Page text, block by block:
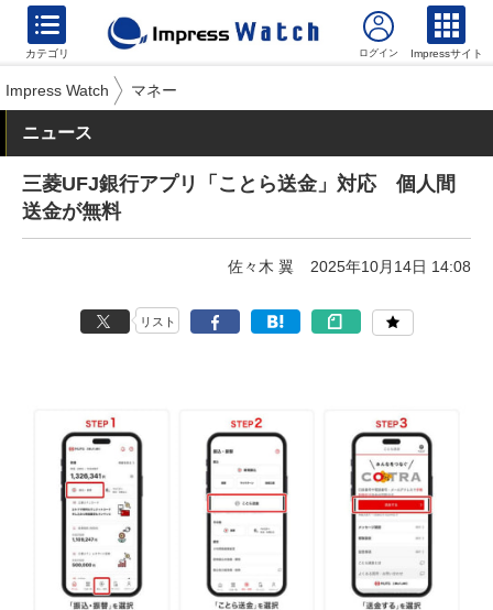
カテゴリ Impressサイト
Impress Watch マネー
ニュース
三菱UFJ銀行アプリ「ことら送金」対応 個人間
送金が無料
佐々木 翼 2025年10月14日 14:08
リスト